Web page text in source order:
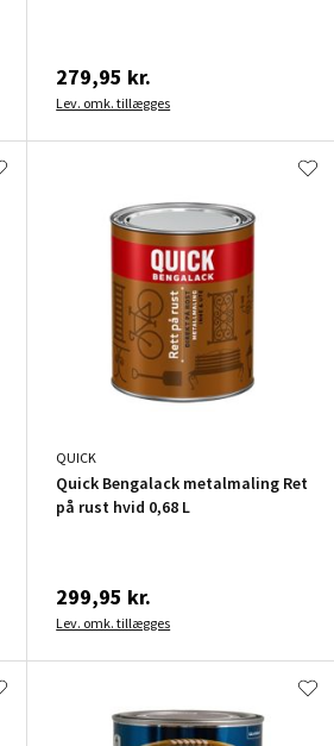
279,95 kr.
Lev. omk. tillægges
QUICK
Quick Bengalack metalmaling Ret
på rust hvid 0,68 L
299,95 kr.
Lev. omk. tillægges